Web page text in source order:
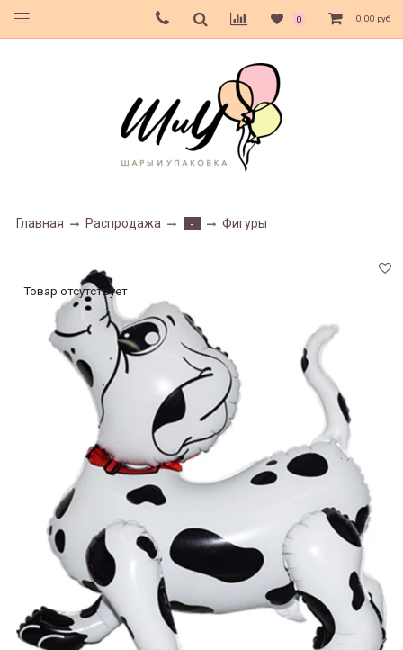
0 0.00 руб
Главная Распродажа - Фигуры
Товар отсутствует